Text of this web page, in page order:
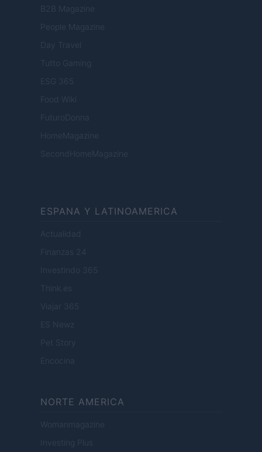
B2B Magazine
People Magazine
Day Travel
Tutto Gaming
ESG 365
Food Wiki
FuturoDonna
HomeMagazine
SecondHomeMagazine
ESPANA Y LATINOAMERICA
Actualidad
Finanzas 24
Investindo 365
Think.es
Viajar 365
ES Newz
Pet Story
Encocina
NORTE AMERICA
Womanmagazine
Investing Plus